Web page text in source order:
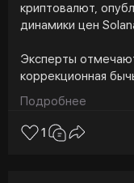
криптовалют,
динамики цен
Эксперты
коррекционная
что привело к
волны (c). Хотя
устойчивого
уровни
Подробнее
1